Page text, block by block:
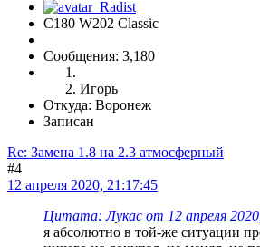
C180 W202 Classic
Сообщения: 3,180
Игорь
Откуда: Воронеж
Записан
Re: Замена 1.8 на 2.3 атмосферный
#4
12 апреля 2020, 21:17:45
Цитата: Лукас от 12 апреля
я абсолютно в той-же ситуации